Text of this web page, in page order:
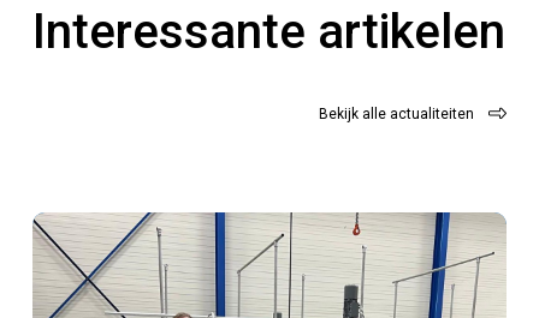
Interessante artikelen
Bekijk alle actualiteiten